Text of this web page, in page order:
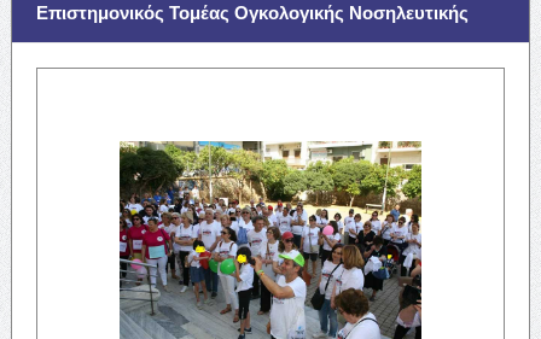
Επιστημονικός Τομέας Ογκολογικής Νοσηλευτικής